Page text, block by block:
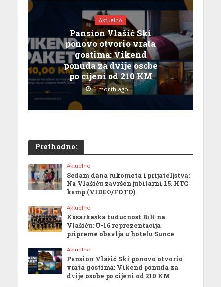
Aktuelno
Pansion Vlašić Ski
ponovo otvorio vrata
gostima: Vikend
ponuda za dvije osobe
po cijeni od 210 KM
1 month ago
Prethodno:
Aktuelno
Sedam dana rukometa i prijateljstva:
Na Vlašiću završen jubilarni 15. HTC
kamp (VIDEO/FOTO)
Aktuelno
Košarkaška budućnost BiH na
Vlašiću: U-16 reprezentacija
pripreme obavlja u hotelu Sunce
Aktuelno
Pansion Vlašić Ski ponovo otvorio
vrata gostima: Vikend ponuda za
dvije osobe po cijeni od 210 KM